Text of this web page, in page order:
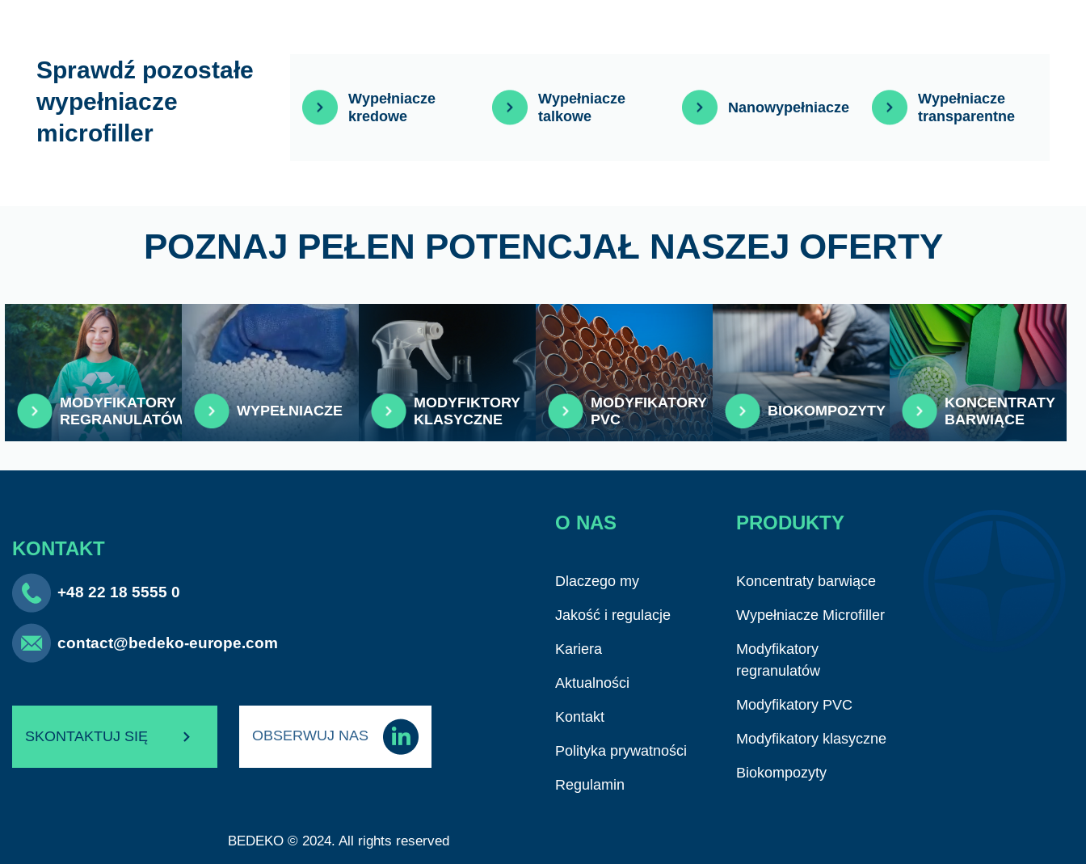
Sprawdź pozostałe
wypełniacze
microfiller
Wypełniacze
kredowe
Wypełniacze
talkowe
Nanowypełniacze
Wypełniacze
transparentne
POZNAJ PEŁEN POTENCJAŁ NASZEJ OFERTY
MODYFIKATORY
REGRANULATÓW
WYPEŁNIACZE
MODYFIKTORY
KLASYCZNE
MODYFIKATORY
PVC
BIOKOMPOZYTY
KONCENTRATY
BARWIĄCE
KONTAKT
+48 22 18 5555 0
contact@bedeko-europe.com
SKONTAKTUJ SIĘ OBSERWUJ NAS
O NAS
Dlaczego my
Jakość i regulacje
Kariera
Aktualności
Kontakt
Polityka prywatności
Regulamin
PRODUKTY
Koncentraty barwiące
Wypełniacze Microfiller
Modyfikatory
regranulatów
Modyfikatory PVC
Modyfikatory klasyczne
Biokompozyty
BEDEKO © 2024. All rights reserved